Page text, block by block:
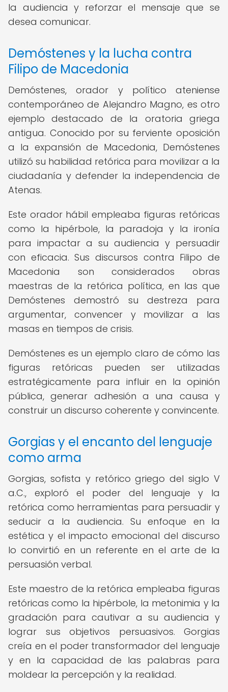
la audiencia y reforzar el mensaje que se
desea comunicar.
Demóstenes y la lucha contra
Filipo de Macedonia
Demóstenes, orador y político ateniense
contemporáneo de Alejandro Magno, es otro
ejemplo destacado de la oratoria griega
antigua. Conocido por su ferviente oposición
a la expansión de Macedonia, Demóstenes
utilizó su habilidad retórica para movilizar a la
ciudadanía y defender la independencia de
Atenas.
Este orador hábil empleaba figuras retóricas
como la hipérbole, la paradoja y la ironía
para impactar a su audiencia y persuadir
con eficacia. Sus discursos contra Filipo de
Macedonia son considerados obras
maestras de la retórica política, en las que
Demóstenes demostró su destreza para
argumentar, convencer y movilizar a las
masas en tiempos de crisis.
Demóstenes es un ejemplo claro de cómo las
figuras retóricas pueden ser utilizadas
estratégicamente para influir en la opinión
pública, generar adhesión a una causa y
construir un discurso coherente y convincente.
Gorgias y el encanto del lenguaje
como arma
Gorgias, sofista y retórico griego del siglo V
a.C., exploró el poder del lenguaje y la
retórica como herramientas para persuadir y
seducir a la audiencia. Su enfoque en la
estética y el impacto emocional del discurso
lo convirtió en un referente en el arte de la
persuasión verbal.
Este maestro de la retórica empleaba figuras
retóricas como la hipérbole, la metonimia y la
gradación para cautivar a su audiencia y
lograr sus objetivos persuasivos. Gorgias
creía en el poder transformador del lenguaje
y en la capacidad de las palabras para
moldear la percepción y la realidad.